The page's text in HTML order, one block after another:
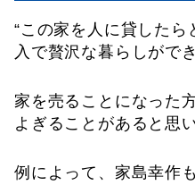
“この家を人に貸した
入で贅沢な暮らしがで
家を売ることになった
よぎることがあると思
例によって、家島幸作